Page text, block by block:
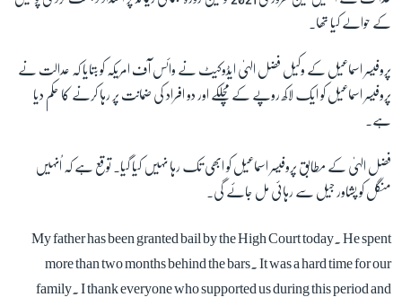
کے حوالے کیا تھا۔
پروفیسر اسماعیل کے وکیل فضل الہیٰ ایڈوکیٹ نے وائس آف امریکہ کو بتایا کہ عدالت نے
پروفیسر اسماعیل کو ایک لاکھ روپے کے مچلکے اور دو افراد کی ضمانت پر رہا کرنے کا حکم دیا
ہے۔
فضل الہیٰ کے مطابق پروفیسر اسماعیل کو ابھی تک رہا نہیں کیا گیا۔ توقع ہے کہ اُنہیں
منگل کو پشاور جیل سے رہائی مل جائے گی۔
My father has been granted bail by the High Court today. He spent
more than two months behind the bars. It was a hard time for our
family. I thank everyone who supported us during this period and